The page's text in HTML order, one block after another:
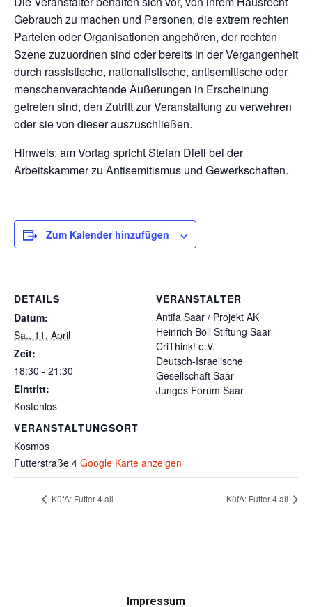
Gebrauch zu machen und Personen, die extrem rechten
Parteien oder Organisationen angehören, der rechten
Szene zuzuordnen sind oder bereits in der Vergangenheit
durch rassistische, nationalistische, antisemitische oder
menschenverachtende Äußerungen in Erscheinung
getreten sind, den Zutritt zur Veranstaltung zu verwehren
oder sie von dieser auszuschließen.
Hinweis: am Vortag spricht Stefan Dietl bei der
Arbeitskammer zu Antisemitismus und Gewerkschaften.
Zum Kalender hinzufügen
DETAILS
Datum:
Sa., 11. April
Zeit:
18:30 - 21:30
Eintritt:
Kostenlos
VERANSTALTUNGSORT
Kosmos
Futterstraße 4 Google Karte anzeigen
VERANSTALTER
Antifa Saar / Projekt AK
Heinrich Böll Stiftung Saar
CriThink! e.V.
Deutsch-Israelische
Gesellschaft Saar
Junges Forum Saar
KüfA: Futter 4 all KüfA: Futter 4 all
Impressum